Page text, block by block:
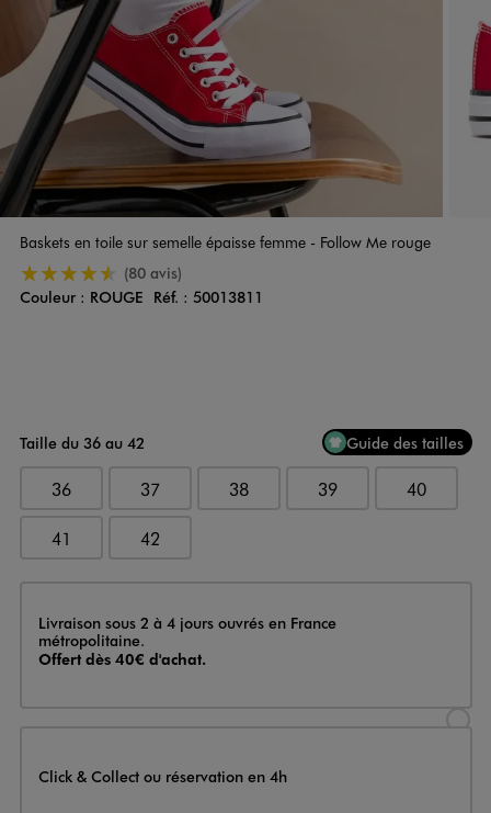
Baskets en toile sur semelle épaisse femme - Follow Me rouge
4.5/5 de moyenne
(80 avis)
Couleur
Couleur : ROUGE Réf. : 50013811
Taille du 36 au 42 Guide des tailles
36 37 38 39 40
41 42
Livraison
Livraison sous 2 à 4 jours ouvrés en France
métropolitaine.
Offert dès 40€ d'achat.
Click & Collect ou réservation en 4h